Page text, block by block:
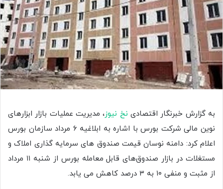
به گزارش خبرنگار اقتصادی نخ نیوز، مدیریت عملیات بازار ابزارهای
نوین مالی شرکت بورس با اشاره به ابلاغیه ۶ مرداد سازمان بورس
اعلام کرد: دامنه نوسان قیمت صندوق های سرمایه گذاری املاک و
مستغلات در بازار صندوق‌های قابل معامله بورس از شنبه ۱۱ مرداد
از مثبت و منفی ۱۰ به ۳ درصد کاهش می یابد.